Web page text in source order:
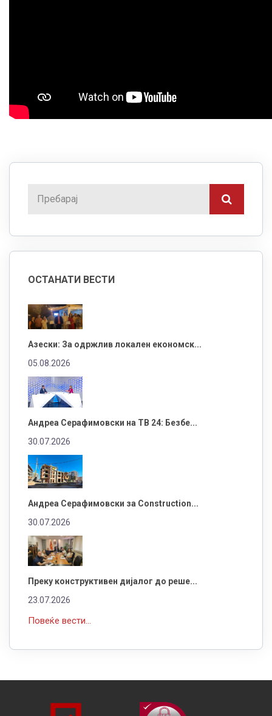
ОСТАНАТИ ВЕСТИ
Азески: За одржлив локален економск...
05.08.2026
Андреа Серафимовски на ТВ 24: Безбе...
30.07.2026
Андреа Серафимовски за Construction...
30.07.2026
Преку конструктивен дијалог до реше...
23.07.2026
Повеќе вести...